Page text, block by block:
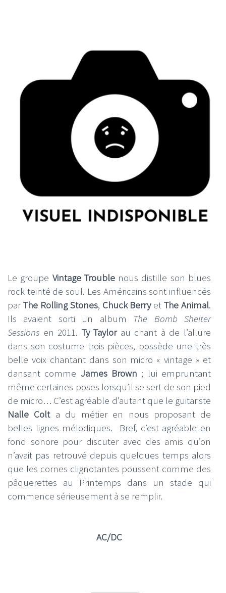
Le groupe Vintage Troublenous distille son blues
rock teinté de soul. Les Américains sont influencés
parThe Rolling Stones, Chuck BerryetThe Animal.
Ils avaient sorti un album The Bomb Shelter
Sessions en 2011. Ty Taylorau chant à de l’allure
dans son costume trois pièces, possède une très
belle voix chantant dans son micro « vintage » et
dansant comme James Brown ; lui empruntant
même certaines poses lorsqu’il se sert de son pied
de micro… C’est agréable d’autant que le guitariste
Nalle Colta du métier en nous proposant de
belles lignes mélodiques. Bref, c’est agréable en
fond sonore pour discuter avec des amis qu’on
n’avait pas retrouvé depuis quelques temps alors
que les cornes clignotantes poussent comme des
pâquerettes au Printemps dans un stade qui
commence sérieusement à se remplir.
AC/DC